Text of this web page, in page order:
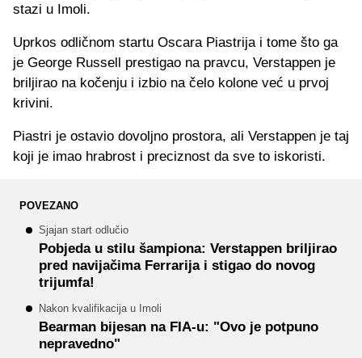
stazi u Imoli.
Uprkos odličnom startu Oscara Piastrija i tome što ga
je George Russell prestigao na pravcu, Verstappen je
briljirao na kočenju i izbio na čelo kolone već u prvoj
krivini.
Piastri je ostavio dovoljno prostora, ali Verstappen je taj
koji je imao hrabrost i preciznost da sve to iskoristi.
POVEZANO
Sjajan start odlučio
Pobjeda u stilu šampiona: Verstappen briljirao
pred navijačima Ferrarija i stigao do novog
trijumfa!
Nakon kvalifikacija u Imoli
Bearman bijesan na FIA-u: "Ovo je potpuno
nepravedno"